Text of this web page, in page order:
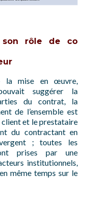
son rôle de co
la mise en œuvre,
suggérer la
du contrat, la
de l’ensemble est
client et le prestataire
du contractant en
; toutes les
prises par une
institutionnels,
même temps sur le